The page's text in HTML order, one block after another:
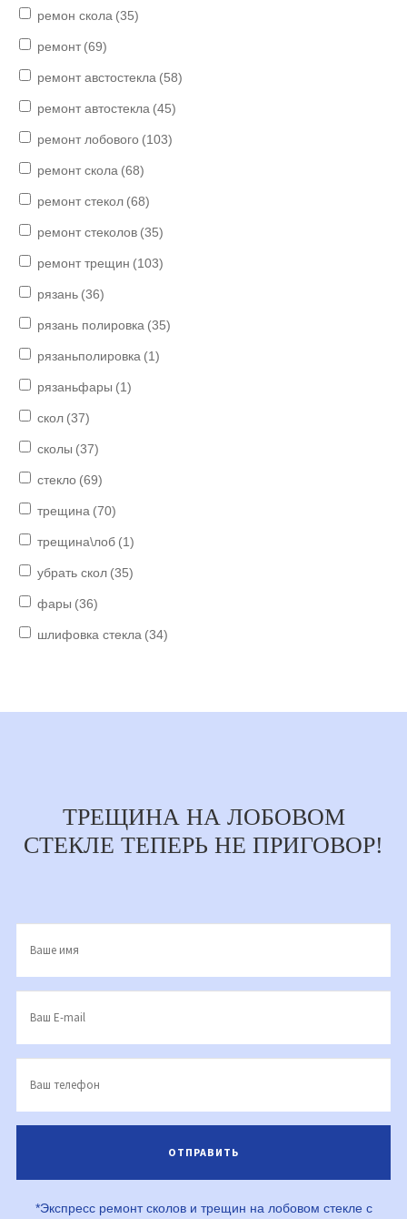
ремон скола (35)
ремонт (69)
ремонт австостекла (58)
ремонт автостекла (45)
ремонт лобового (103)
ремонт скола (68)
ремонт стекол (68)
ремонт стеколов (35)
ремонт трещин (103)
рязань (36)
рязань полировка (35)
рязаньполировка (1)
рязаньфары (1)
скол (37)
сколы (37)
стекло (69)
трещина (70)
трещина\лоб (1)
убрать скол (35)
фары (36)
шлифовка стекла (34)
ТРЕЩИНА НА ЛОБОВОМ
СТЕКЛЕ ТЕПЕРЬ НЕ ПРИГОВОР!
*Экспресс ремонт сколов и трещин на лобовом стекле с